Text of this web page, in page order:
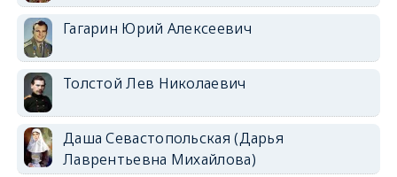
Гагарин Юрий Алексеевич
Толстой Лев Николаевич
Даша Севастопольская (Дарья
Лаврентьевна Михайлова)